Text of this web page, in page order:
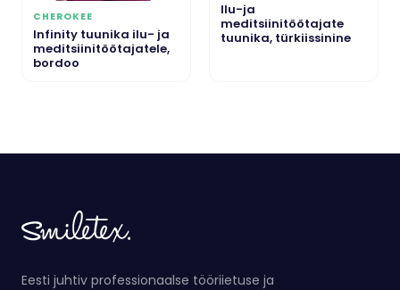
CHEROKEE
Infinity tuunika ilu- ja
meditsiinitöötajatele,
bordoo
Ilu-ja
meditsiinitöötajate
tuunika, türkiissinine
Eesti juhtiv professionaalse tööriietuse ja